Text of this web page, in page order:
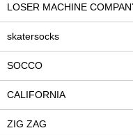
LOSER MACHINE
skatersocks
SOCCO
CALIFORNIA
ZIG ZAG